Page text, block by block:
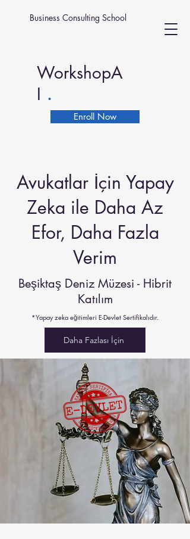
Business Consulting School
WorkshopA
I .
Enroll Now
Avukatlar İçin Yapay
Zeka ile Daha Az
Efor, Daha Fazla
Verim
Beşiktaş Deniz Müzesi - Hibrit
Katılım
*Yapay zeka eğitimleri E-Devlet Sertifikalıdır.
Daha Fazlası İçin